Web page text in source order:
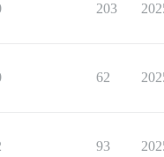
203
62
93